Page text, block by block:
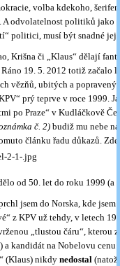
volba kdekoho,
A odvolatelnost politiků jako
politici, musí být snadné
Krišna či „Klaus“ dělají
19. 5. 2012 totiž začalo
vězňů, ubitých a
prý teprve v roce 1999.
po Praze“ v Kudláčkově
č. 2) budiž mu nebe
článku řadu důkazů.
od 50. let do roku 1999 (a
jsem do Norska, kde jsem
z KPV už tehdy, v letech
„tlustou čáru“, kterou
a kandidát na Nobelovu cenu
(Klaus) nikdy nedostal (natož